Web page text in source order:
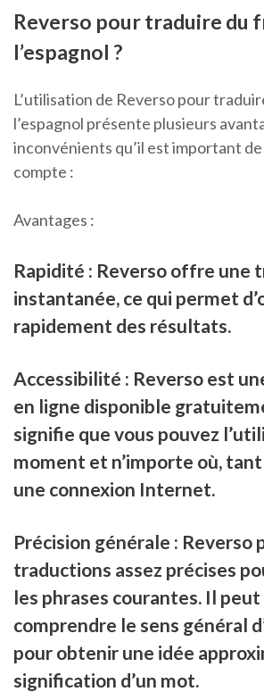
Reverso pour traduire du
l’espagnol ?
L’utilisation de Reverso pour
l’espagnol présente plusieurs
inconvénients qu’il est important
compte :
Avantages :
Rapidité : Reverso offre une
instantanée, ce qui permet
rapidement des résultats.
Accessibilité : Reverso est
en ligne disponible
signifie que vous pouvez
moment et n’importe où,
une connexion Internet.
Précision générale : Reverso
traductions assez précises
les phrases courantes. Il
comprendre le sens général
pour obtenir une idée
signification d’un mot.